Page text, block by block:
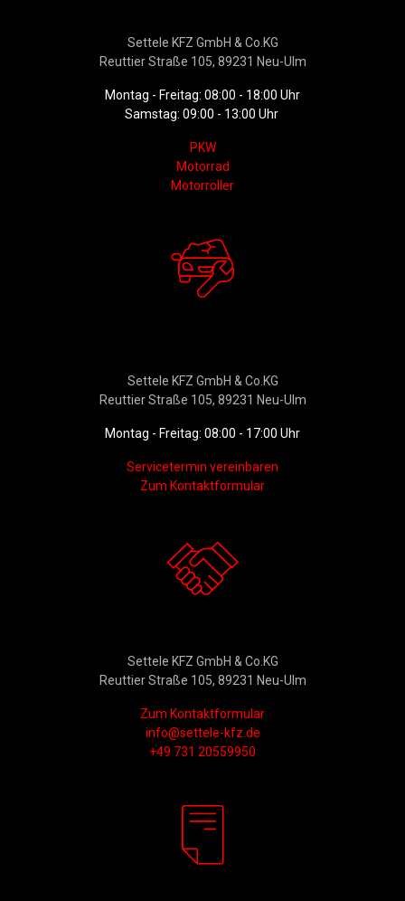
Settele KFZ GmbH & Co.KG
Reuttier Straße 105, 89231 Neu-Ulm
Montag - Freitag: 08:00 - 18:00 Uhr
Samstag: 09:00 - 13:00 Uhr
PKW
Motorrad
Motorroller
Settele KFZ GmbH & Co.KG
Reuttier Straße 105, 89231 Neu-Ulm
Montag - Freitag: 08:00 - 17:00 Uhr
Servicetermin vereinbaren
Zum Kontaktformular
Settele KFZ GmbH & Co.KG
Reuttier Straße 105, 89231 Neu-Ulm
Zum Kontaktformular
info@settele-kfz.de
+49 731 20559950